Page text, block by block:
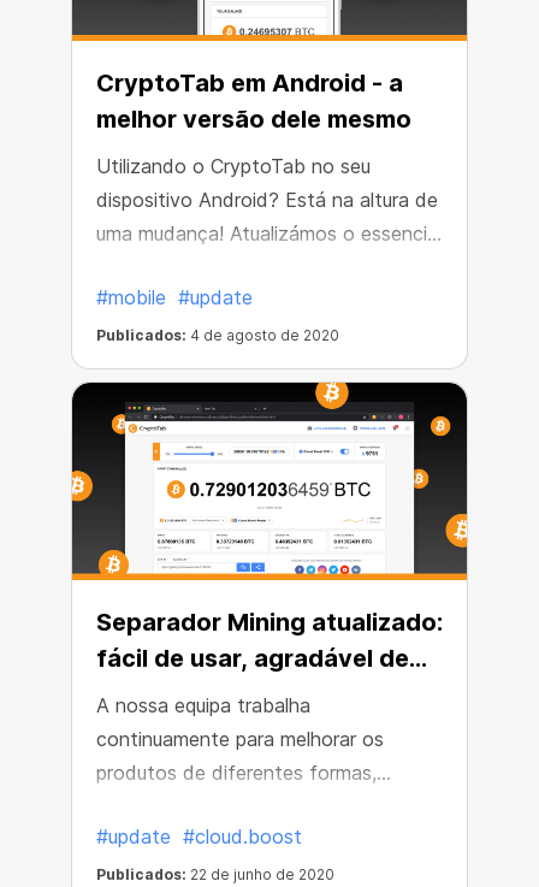
CryptoTab em Android - a
melhor versão dele mesmo
Utilizando o CryptoTab no seu
dispositivo Android? Está na altura de
uma mudança! Atualizámos o essencial
CryptoTab para a mais recente build
Chromium 83d. Quer utilize aplicações
CryptoTab básicas ou Profissionais,
agora pode desfrutar de todas as
funcionalidades do navegador e
minerar de forma ainda mais
confortável, segura e rápida.
#mobile #update
Publicados: 4 de agosto de 2020
Separador Mining atualizado:
fácil de usar, agradável de
ver
A nossa equipa trabalha
continuamente para melhorar os
produtos de diferentes formas,
em quando. Desta vez, decidimos
atualizar o separador Mining para
#update #cloud.boost
Publicados: 22 de junho de 2020